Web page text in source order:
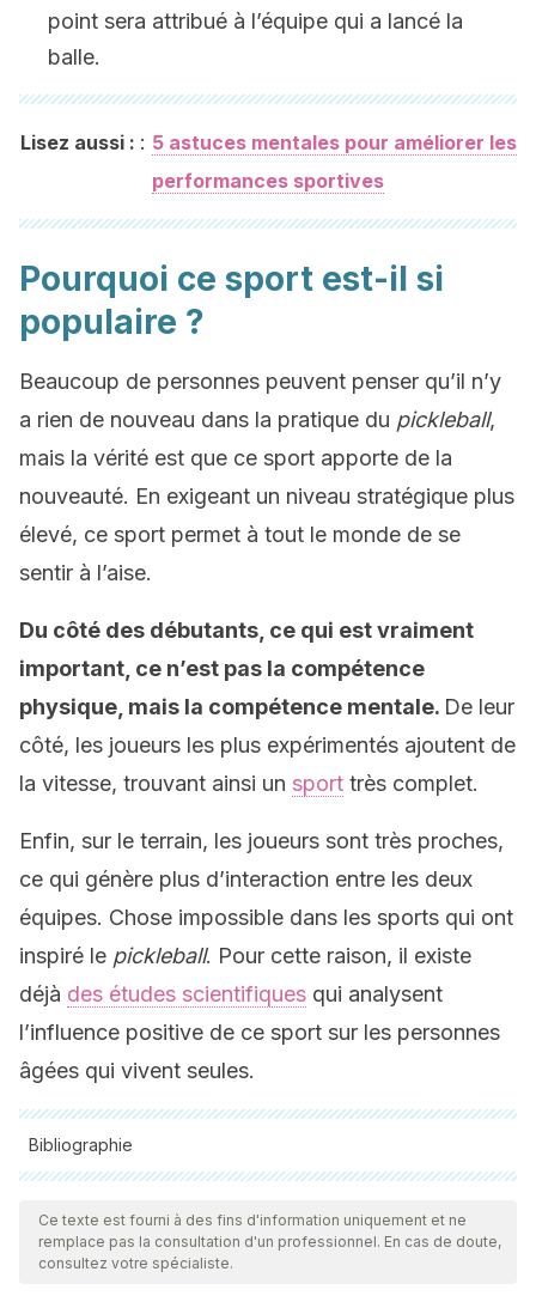
point sera attribué à l’équipe qui a lancé la
balle.
Lisez aussi : : 5 astuces mentales pour améliorer les
performances sportives
Pourquoi ce sport est-il si
populaire ?
Beaucoup de personnes peuvent penser qu’il n’y
a rien de nouveau dans la pratique du pickleball,
mais la vérité est que ce sport apporte de la
nouveauté. En exigeant un niveau stratégique plus
élevé, ce sport permet à tout le monde de se
sentir à l’aise.
Du côté des débutants, ce qui est vraiment
important, ce n’est pas la compétence
physique, mais la compétence mentale. De leur
côté, les joueurs les plus expérimentés ajoutent de
la vitesse, trouvant ainsi un sport très complet.
Enfin, sur le terrain, les joueurs sont très proches,
ce qui génère plus d’interaction entre les deux
équipes. Chose impossible dans les sports qui ont
inspiré le pickleball. Pour cette raison, il existe
déjà des études scientifiques qui analysent
l’influence positive de ce sport sur les personnes
âgées qui vivent seules.
Bibliographie
Toutes les sources citées ont été examinées en profondeur
par notre équipe pour garantir leur qualité, leur fiabilité, leur
actualité et leur validité. La bibliographie de cet article a été
Ce texte est fourni à des fins d'information uniquement et ne
remplace pas la consultation d'un professionnel. En cas de doute,
consultez votre spécialiste.